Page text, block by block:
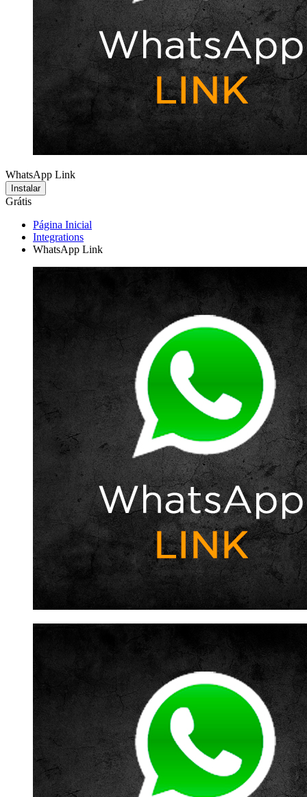
WhatsApp Link
Instalar
Grátis
Página Inicial
Integrations
WhatsApp Link